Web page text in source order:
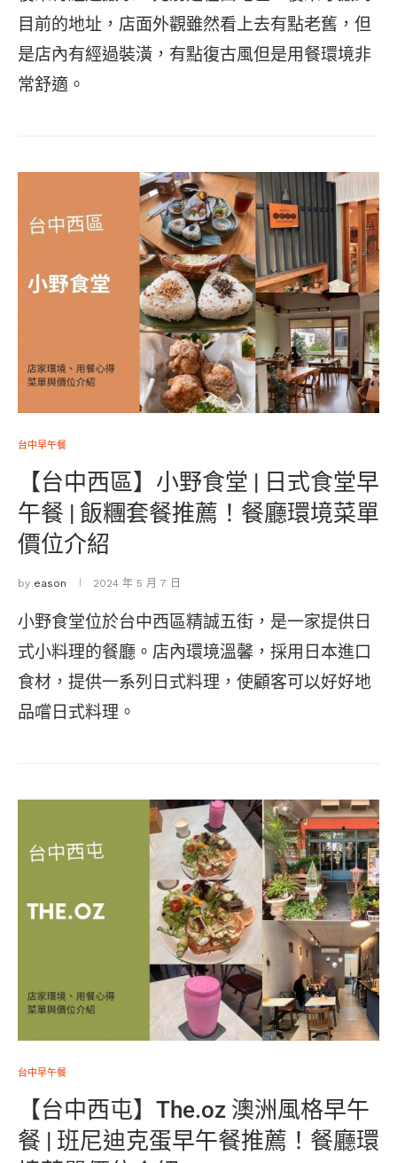
目前的地址，店面外觀雖然看上去有點老舊，但
是店內有經過裝潢，有點復古風但是用餐環境非
常舒適。
台中早午餐
【台中西區】小野食堂 | 日式食堂早
午餐 | 飯糰套餐推薦！餐廳環境菜單
價位介紹
by eason 2024 年 5 月 7 日
小野食堂位於台中西區精誠五街，是一家提供日
式小料理的餐廳。店內環境溫馨，採用日本進口
食材，提供一系列日式料理，使顧客可以好好地
品嚐日式料理。
台中早午餐
【台中西屯】The.oz 澳洲風格早午
餐 | 班尼迪克蛋早午餐推薦！餐廳環